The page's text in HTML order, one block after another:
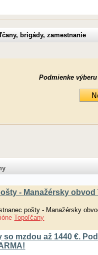
brigády, zamestnanie
Podmienke výberu
- Manažérsky
pošty - Manažérsky
Topoľčany
so mzdou až 1440 €.